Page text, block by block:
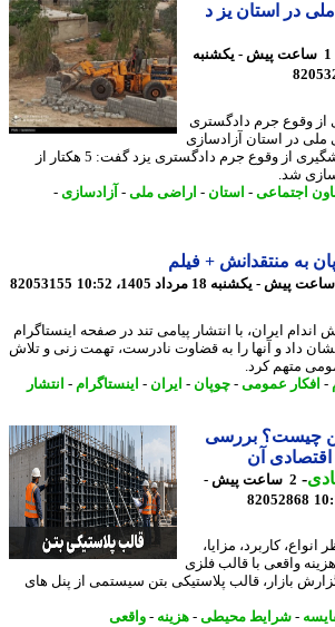
در استان یز د
پیش - یکشنبه
جرم دادگستری
ملی در استان آزادسازی
شد. - معاون اجتماعی و پیشگیری از وقوع جرم دادگستری یزد گفت: 5 هکتار از
شد.
-استان-اراضی ملی -آزادسازی-
منتقدانش + فیلم
82053155
ایران، با انتشار پیامی تند در صفحه اینستاگرام
و آنها را به قضاوت نادرست، تهمت زنی و تلاش
کرد.
عمومی-چوپان-ایران - اینستاگرام- انتشار
بررسی
آن
- 2 ساعت پیش -
82052868
کاربرد، مزایا،
واقعی با قالب فلزی
بازار، قالب پلاستیکی بتن سیستمی از پنل های
-شرایط محیطی-هزینه- واقعی